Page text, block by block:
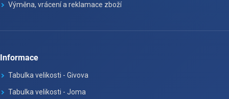
Výměna, vrácení a reklamace zboží
Informace
Tabulka velikosti - Givova
Tabulka velikosti - Joma